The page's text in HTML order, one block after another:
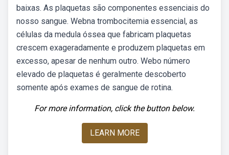
baixas. As plaquetas são componentes essenciais do
nosso sangue. Webna trombocitemia essencial, as
células da medula óssea que fabricam plaquetas
crescem exageradamente e produzem plaquetas em
excesso, apesar de nenhum outro. Webo número
elevado de plaquetas é geralmente descoberto
somente após exames de sangue de rotina.
For more information, click the button below.
LEARN MORE